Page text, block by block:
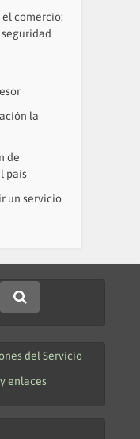
comercio:
la
de
país
un servicio
del Servicio
enlaces